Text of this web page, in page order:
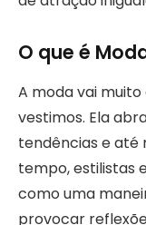
O que é
A moda vai
vestimos. Ela
tendências e até
tempo, estilistas
como uma
provocar